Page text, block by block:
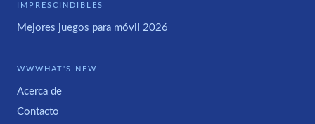
IMPRESCINDIBLES
Mejores juegos para móvil 2026
WWWHAT'S NEW
Acerca de
Contacto